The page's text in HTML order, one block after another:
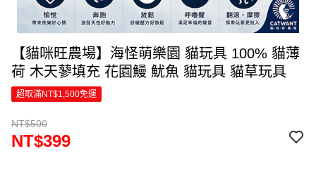
【貓咪旺農場】海怪萌樂園 貓玩具 100% 貓薄
荷 木天蓼填充 花園鰻 魷魚 貓玩具 貓草玩具
超取滿NT$1,500免運
NT$500
NT$399